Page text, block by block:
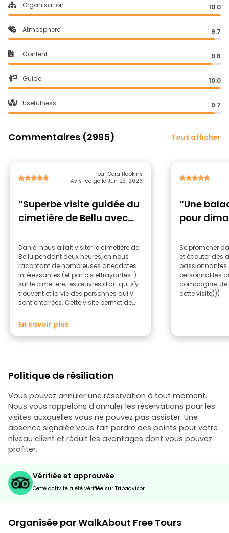
Organisation 10.0
Atmosphere 9.7
Content 9.6
Guide 10.0
Usefulness 9.7
Commentaires (2995) Tout afficher
par Cora Hopkins
Avis rédigé le Jun 23, 2026
“Superbe visite guidée du
cimetière de Bellu avec
Daniel”
Daniel nous a fait visiter le cimetière de
Bellu pendant deux heures, en nous
racontant de nombreuses anecdotes
intéressantes (et parfois effrayantes !)
sur le cimetière, les œuvres d'art qui s'y
trouvent et la vie des personnes qui y
sont enterrées. Cette visite permet de
Bucarest et de la Roumanie en général,
car de nombreuses personnalités
célèbres reposent au cimetière de Bellu.
En savoir plus
“Une
pour
Se promener
et écouter des
passionnantes
personnalités
compagnie.
cette visite)))
Politique de résiliation
Vous pouvez annuler une réservation à tout moment.
Nous vous rappelons d'annuler les réservations pour les
visites auxquelles vous ne pouvez pas assister. Une
absence signalée vous fait perdre des points pour votre
niveau client et réduit les avantages dont vous pouvez
profiter.
Vérifiée et approuvée
Cette activité a été vérifiée sur Tripadvisor
Organisée par WalkAbout Free Tours